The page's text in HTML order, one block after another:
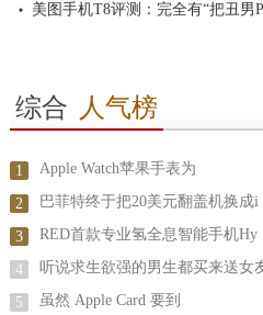
美图手机T8评测：完全有“把丑男
综合 人气榜
1 Apple Watch苹果手表为
2 巴菲特终于把20美元翻盖机换成i
3 RED首款专业氢全息智能手机Hy
4 听说求生欲强的男生都买来送女
5 虽然 Apple Card 要到